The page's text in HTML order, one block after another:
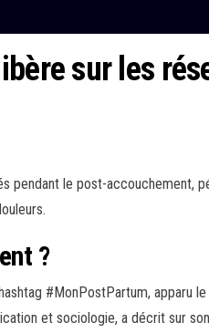
sur les
pendant le post-accouchement,
?
#MonPostPartum, apparu
et sociologie, a décrit sur